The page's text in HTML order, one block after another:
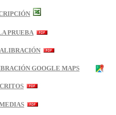
PRUEBA
GOOGLE MAPS